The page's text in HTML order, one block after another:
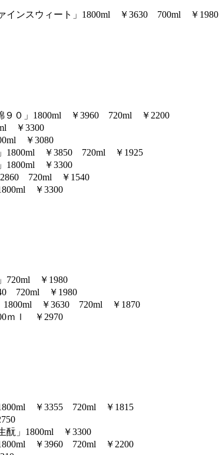
インスウィート」1800ml ￥3630 700ml ￥1980
０」1800ml ￥3960 720ml ￥2200
￥3300
￥3080
1800ml ￥3850 720ml ￥1925
￥3300
720ml ￥1540
￥3300
720ml ￥1980
720ml ￥1980
￥3630 720ml ￥1870
ｍｌ ￥2970
￥3355 720ml ￥1815
」1800ml ￥3300
￥3960 720ml ￥2200